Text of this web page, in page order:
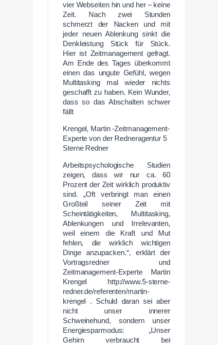
vier Webseiten hin und her – keine
Zeit. Nach zwei Stunden
schmerzt der Nacken und mit
jeder neuen Ablenkung sinkt die
Denkleistung Stück für Stück.
Hier ist Zeitmanagement gefragt.
Am Ende des Tages überkommt
einen das ungute Gefühl, wegen
Multitasking mal wieder nichts
geschafft zu haben. Kein Wunder,
dass so das Abschalten schwer
fällt
Krengel, Martin -Zeitmanagement-
Experte von der Redneragentur 5
Sterne Redner
Arbeitspsychologische Studien
zeigen, dass wir nur ca. 60
Prozent der Zeit wirklich produktiv
sind. „Oft verbringt man einen
Großteil seiner Zeit mit
Scheintätigkeiten, Multitasking,
Ablenkungen und Irrelevanten,
weil einem die Kraft und Mut
fehlen, die wirklich wichtigen
Dinge anzupacken.“, erklärt der
Vortragsredner und
Zeitmanagement-Experte Martin
Krengel http://www.5-sterne-
redner.de/referenten/martin-
krengel . Schuld daran sei aber
nicht unser innerer
Schweinehund, sondern unser
Energiesparmodus: „Unser
Gehirn verbraucht bei